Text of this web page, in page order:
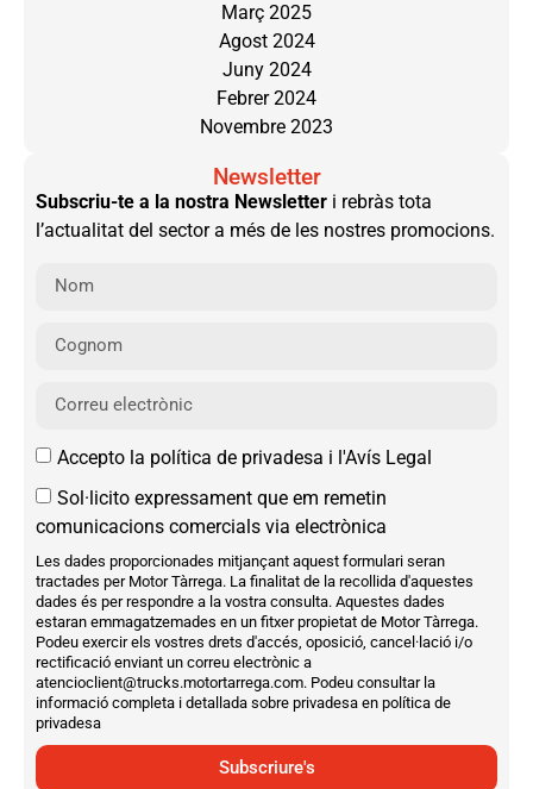
Març 2025
Agost 2024
Juny 2024
Febrer 2024
Novembre 2023
Newsletter
Subscriu-te a la nostra Newsletter i rebràs tota
l’actualitat del sector a més de les nostres promocions.
Accepto la política de privadesa i l'Avís Legal
Sol·licito expressament que em remetin
comunicacions comercials via electrònica
Les dades proporcionades mitjançant aquest formulari seran
tractades per Motor Tàrrega. La finalitat de la recollida d'aquestes
dades és per respondre a la vostra consulta. Aquestes dades
estaran emmagatzemades en un fitxer propietat de Motor Tàrrega.
Podeu exercir els vostres drets d'accés, oposició, cancel·lació i/o
rectificació enviant un correu electrònic a
atencioclient@trucks.motortarrega.com. Podeu consultar la
informació completa i detallada sobre privadesa en política de
privadesa
Subscriure's